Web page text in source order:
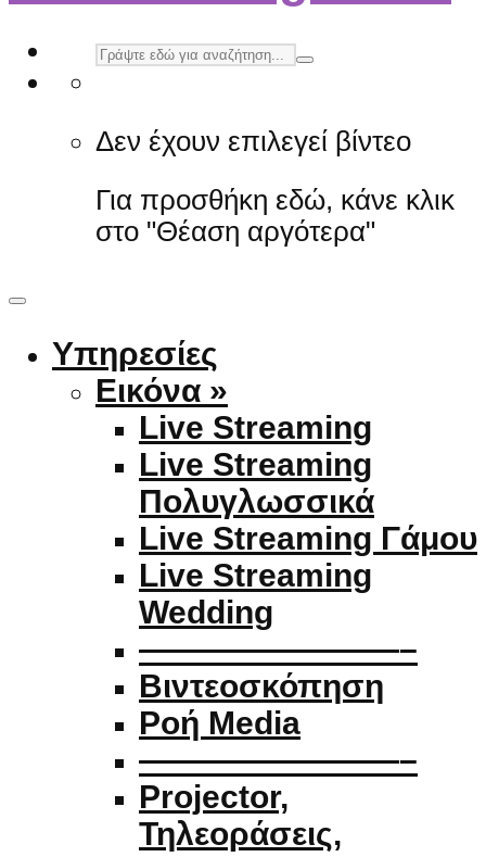
Δεν έχουν επιλεγεί βίντεο
Για προσθήκη εδώ, κάνε κλικ
στο "Θέαση αργότερα"
Υπηρεσίες
Εικόνα »
Live Streaming
Live Streaming
Πολυγλωσσικά
Live Streaming Γάμου
Live Streaming
Wedding
————————–
Βιντεοσκόπηση
Ροή Media
————————–
Projector,
Τηλεοράσεις,